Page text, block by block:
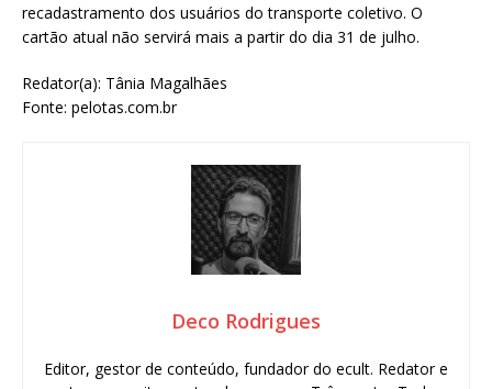
recadastramento dos usuários do transporte coletivo. O
cartão atual não servirá mais a partir do dia 31 de julho.
Redator(a): Tânia Magalhães
Fonte: pelotas.com.br
Deco Rodrigues
Editor, gestor de conteúdo, fundador do ecult. Redator e